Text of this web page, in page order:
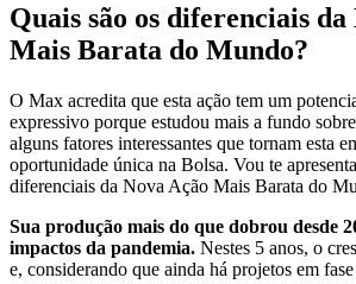
Quais são os diferenciais da
Mais Barata do Mundo?
O Max acredita que esta ação tem um
expressivo porque estudou mais a fundo
alguns fatores interessantes que tornam esta
oportunidade única na Bolsa. Vou te
diferenciais da Nova Ação Mais Barata do
Sua produção mais do que dobrou desde
impactos da pandemia. Nestes 5 anos, o
e, considerando que ainda há projetos em